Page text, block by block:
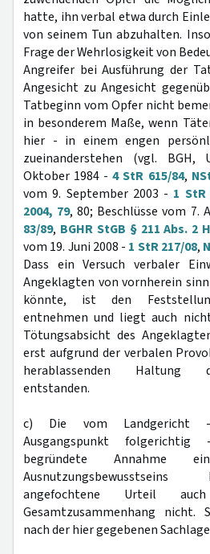
hatte, ihn verbal etwa durch
von seinem Tun abzuhalten.
Frage der Wehrlosigkeit von
Angreifer bei Ausführung der
Angesicht zu Angesicht
Tatbeginn vom Opfer nicht
in besonderem Maße, wenn
hier - in einem engen
zueinanderstehen (vgl. BGH,
Oktober 1984 -4 StR 615/84,
vom 9. September 2003 - 1 StR
2004, 79, 80; Beschlüsse vom 7.
83/89, BGHR StGB § 211 Abs. 2
vom 19. Juni 2008 - 1 StR 217/08,
Dass ein Versuch verbaler
Angeklagten von vornherein
könnte, ist den
entnehmen und liegt auch
Tötungsabsicht des
erst aufgrund der verbalen
herablassenden Haltung
entstanden.
c) Die vom Landgericht
Ausgangspunkt
begründete Annahme
angefochtene Urteil
Gesamtzusammenhang nicht.
nach der hier gegebenen